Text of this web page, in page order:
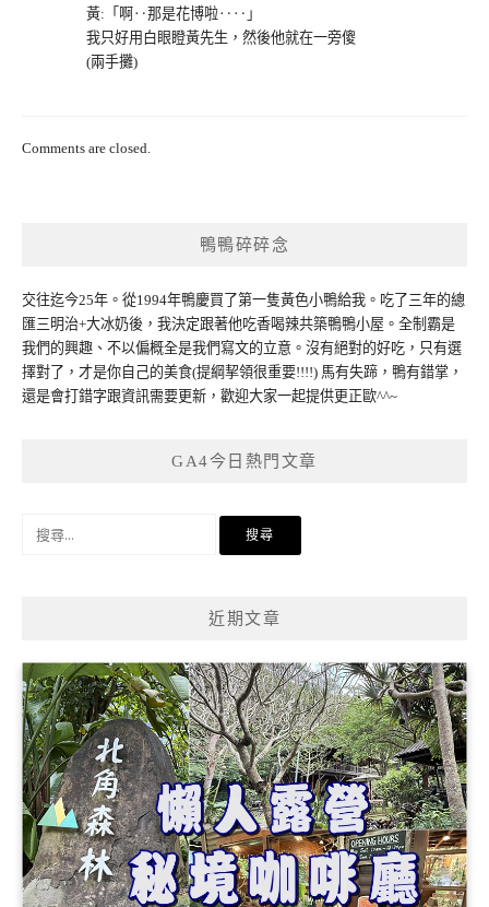
黃:「啊‥那是花博啦‥‥」
我只好用白眼瞪黃先生，然後他就在一旁傻
(兩手攤)
Comments are closed.
鴨鴨碎碎念
交往迄今25年。從1994年鴨慶買了第一隻黃色小鴨給我。吃了三年的總
匯三明治+大冰奶後，我決定跟著他吃香喝辣共築鴨鴨小屋。全制霸是
我們的興趣、不以偏概全是我們寫文的立意。沒有絕對的好吃，只有選
擇對了，才是你自己的美食(提綱挈領很重要!!!!) 馬有失蹄，鴨有錯掌，
還是會打錯字跟資訊需要更新，歡迎大家一起提供更正歐^^~
GA4今日熱門文章
近期文章